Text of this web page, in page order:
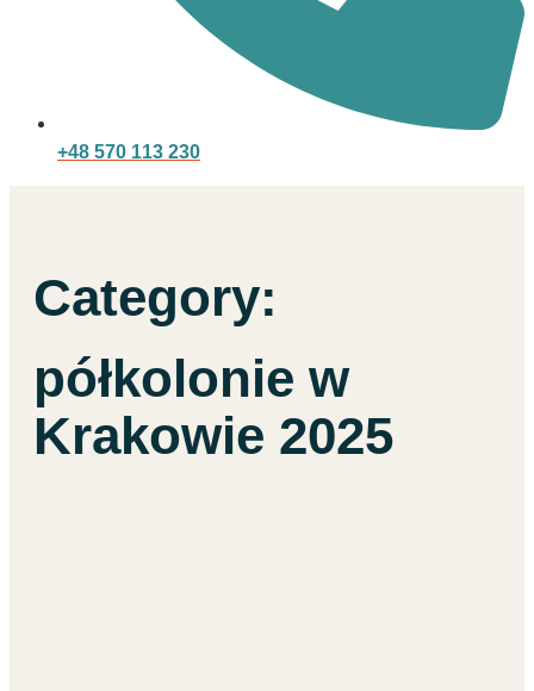
+48 570 113 230
Category:
półkolonie w
Krakowie 2025